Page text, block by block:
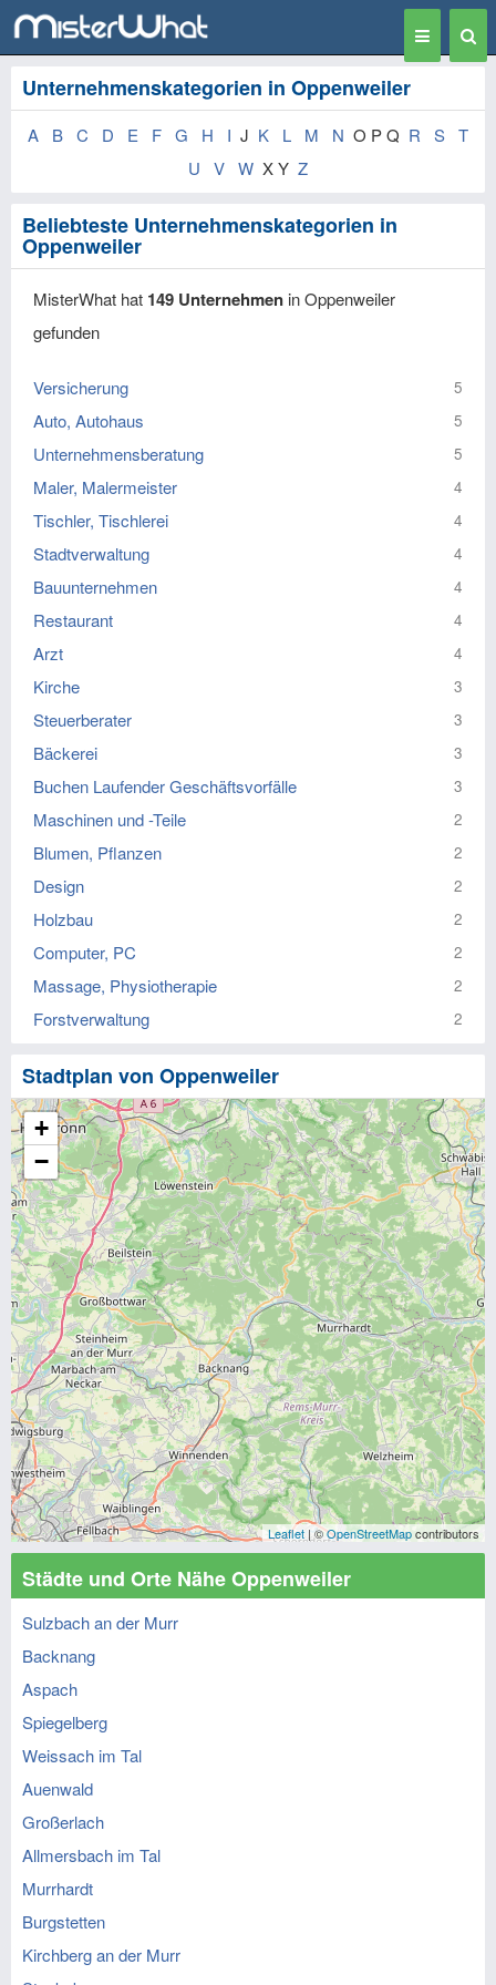
Toggle
navigation
Unternehmenskategorien in Oppenweiler
A B C D E F G H I J K L M N O P Q R S T
U
V W X Y Z
Beliebteste Unternehmenskategorien in
Oppenweiler
MisterWhat hat 149 Unternehmen in Oppenweiler
gefunden
Versicherung 5
Auto, Autohaus 5
Unternehmensberatung 5
Maler, Malermeister 4
Tischler, Tischlerei 4
Stadtverwaltung 4
Bauunternehmen 4
Restaurant 4
Arzt 4
Kirche 3
Steuerberater 3
Bäckerei 3
Buchen Laufender Geschäftsvorfälle 3
Maschinen und -Teile 2
Blumen, Pflanzen 2
Design 2
Holzbau 2
Computer, PC 2
Massage, Physiotherapie 2
Forstverwaltung 2
Stadtplan von Oppenweiler
+
−
Leaflet | ©OpenStreetMapcontributors
Städte und Orte Nähe Oppenweiler
Sulzbach an der Murr
Backnang
Aspach
Spiegelberg
Weissach im Tal
Auenwald
Großerlach
Allmersbach im Tal
Murrhardt
Burgstetten
Kirchberg an der Murr